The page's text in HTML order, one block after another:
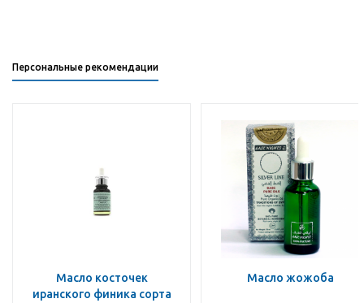
Персональные рекомендации
Масло косточек
иранского финика сорта
Масло жожоба